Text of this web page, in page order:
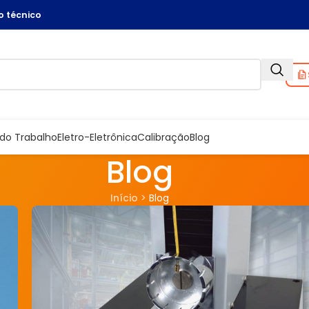
técnico
TrabalhoEletro-EletrônicaCalibraçãoBlog
Blog
Início > Blog